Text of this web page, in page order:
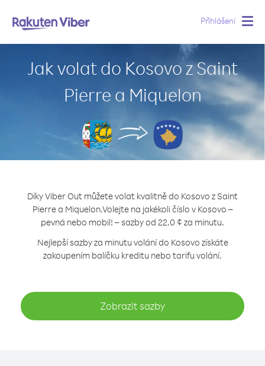
Přihlášení
Jak volat do Kosovo z Saint
Pierre a Miquelon
Díky Viber Out můžete volat kvalitně do Kosovo z Saint
Pierre a Miquelon.Volejte na jakékoli číslo v Kosovo –
pevná nebo mobil! – sazby od 22.0 ¢ za minutu.
Nejlepší sazby za minutu volání do Kosovo získáte
zakoupením balíčku kreditu nebo tarifu volání.
Zobrazit sazby